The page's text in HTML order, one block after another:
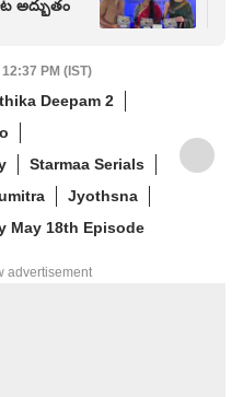
అద్భుతం
PM (IST)
Deepam 2
Starmaa Serials
Jyothsna
May 18th Episode
advertisement